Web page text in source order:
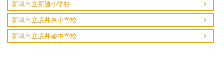
新潟市立新通小学校
新潟市立坂井東小学校
新潟市立坂井輪中学校